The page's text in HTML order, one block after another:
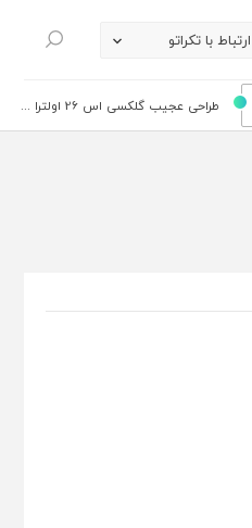
ارتباط با تکراتو
جستجو
طراحی عجیب گلکسی اس 26 اولترا ...